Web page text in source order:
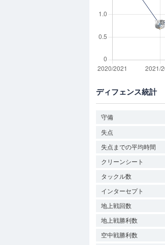
ディフェンス統計
守備
失点
失点までの平均時間
クリーンシート
タックル数
インターセプト
地上戦回数
地上戦勝利数
空中戦勝利数